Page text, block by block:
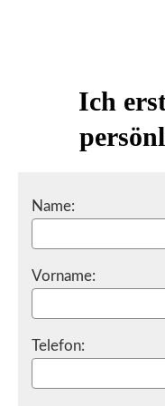
Ich
Name:
Vorname:
Telefon: